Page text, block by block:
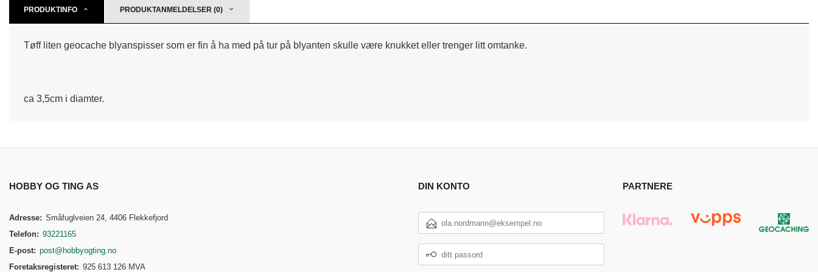
PRODUKTINFO PRODUKTANMELDELSER (0)
Tøff liten geocache blyanspisser som er fin å ha med på tur på blyanten skulle være knukket eller trenger litt omtanke.
ca 3,5cm i diamter.
HOBBY OG TING AS
Adresse: Småfuglveien 24, 4406 Flekkefjord
Telefon: 93221165
E-post: post@hobbyogting.no
Foretaksregisteret: 925 613 126 MVA
DIN KONTO
POSTADRESSE
PASSORD
PARTNERE